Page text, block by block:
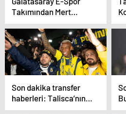
Takımından Mert
Hakan Yandaş’a
Gönderme
Son dakika transfer
haberleri: Talisca’nın
maaşı için flaş iddia!